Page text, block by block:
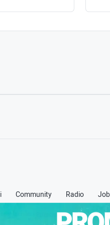
Community Radio
riservati - Privacy policy-Cookie policy